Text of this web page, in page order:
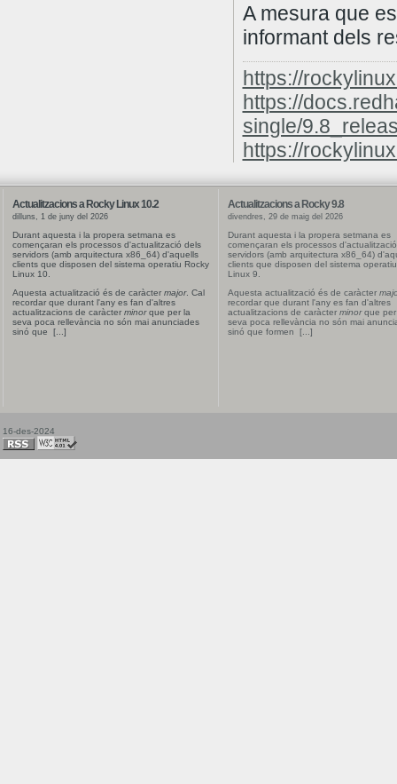
A mesura que
informant dels
https://
https://
single/
https://
Actualitzacions a Rocky Linux 10.2
dilluns, 1 de juny del 2026
Durant aquesta i la propera setmana es
començaran els processos d'actualització dels
servidors (amb arquitectura x86_64) d'aquells
clients que disposen del sistema operatiu Rocky
Linux 10.
Aquesta actualització és de caràcter major. Cal
recordar que durant l'any es fan d'altres
actualitzacions de caràcter minorque per la
seva poca rellevància no són mai anunciades
sinó que [...]
Actualitzacions a Rocky 9.8
divendres, 29 de maig del 2026
Durant aquesta i la propera setmana es
començaran els processos
servidors (amb arquitectura x86_64)
clients que disposen del sistema
Linux 9.
Aquesta actualització és de caràcter
recordar que durant l'any es fan d'altres
actualitzacions de caràcter minorque per
seva poca rellevància no són mai
sinó que formen [...]
16-des-2024